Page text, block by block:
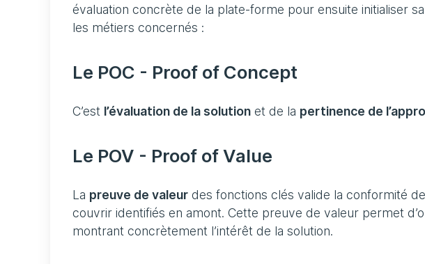
évaluation concrète de la plate-forme pour ensuite initialiser
les métiers concernés :
Le POC - Proof of Concept
C’est l’évaluation de la solution et de la pertinence de
Le POV - Proof of Value
La preuve de valeur des fonctions clés valide la conformité
couvrir identifiés en amont. Cette preuve de valeur permet
montrant concrètement l’intérêt de la solution.